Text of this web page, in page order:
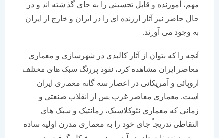
مهم، آموزنده و قابل تحسینی را به جای گذاشته اند و در
حال حاضر نیز آثار ارزنده ای را در ایران و خارج از ایران
به وجود می آورند.
آنچه را که بتوان از آثار کالبدی در شهرسازی و معماری
معاصر ایران مشاهده کرد، نفوذ پررنگ سبک های مختلف
اروپائی و آمریکائی در اعصار سه گانه معماری ایران
است. معماری معاصر غرب پس از انقلاب صنعتی و
زمانی که معماری نئوکلاسیک، رمانتیک و سبک های
التقاطی تدریجاً جای خود را به معماری مدرن اولیه ساده